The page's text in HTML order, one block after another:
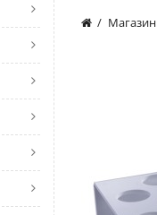
Магазин